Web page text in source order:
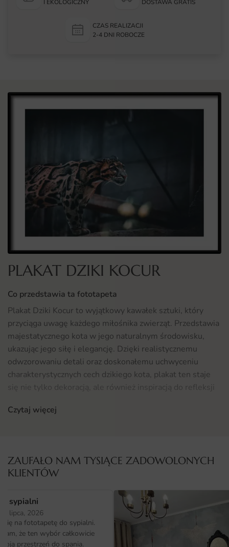
I EKOLOGICZNY
DOSTAWA GRATIS
CZAS REALIZACJI
2-4 DNI ROBOCZE
PLAKAT DZIKI KOCUR
Co przedstawia ta fototapeta
Plakat Dziki Kocur to wyjątkowy kawałek sztuki, który
przyciąga uwagę każdego miłośnika zwierząt. Przedstawia
majestatycznego kota w jego naturalnym środowisku,
ukazując jego siłę i elegancję. Dzięki realistycznemu
odwzorowaniu detali oraz doskonałemu uchwyceniu
charakterystycznych cech dzikiego kota, plakat ten staje
się nie tylko dekoracją, ale również inspiracją do refleksji
możliwość przeniesienia odrobiny natury do wnętrza
Plakat Dziki Kocur doskonale odnajdzie się w różnych
przestrzeniach. Idealnie nadaje się do salonu, gdzie stanie
się centralnym punktem aranżacji, przyciągając wzrok
gości. Może również być świetnym dodatkiem do sypialni,
nadając jej odrobinę dzikości i tajemniczości. Oprócz tego,
plakat ten sprawdzi się w biurze, dodając energii i
inspiracji w codziennych obowiązkach. Dla tych, którzy
Czytaj więcej
ZAUFAŁO NAM TYSIĄCE ZADOWOLONYCH
KLIENTÓW
sypialni
lipca, 2026
się na fototapetę do sypialni.
że ten wybór całkowicie
przestrzeń do spania.